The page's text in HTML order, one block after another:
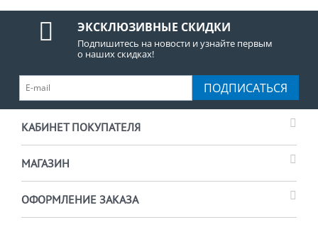
ЭКСКЛЮЗИВНЫЕ СКИДКИ
Подпишитесь на новости и узнайте первым
о наших скидках!
ПОДПИСАТЬСЯ
КАБИНЕТ ПОКУПАТЕЛЯ
МАГАЗИН
ОФОРМЛЕНИЕ ЗАКАЗА